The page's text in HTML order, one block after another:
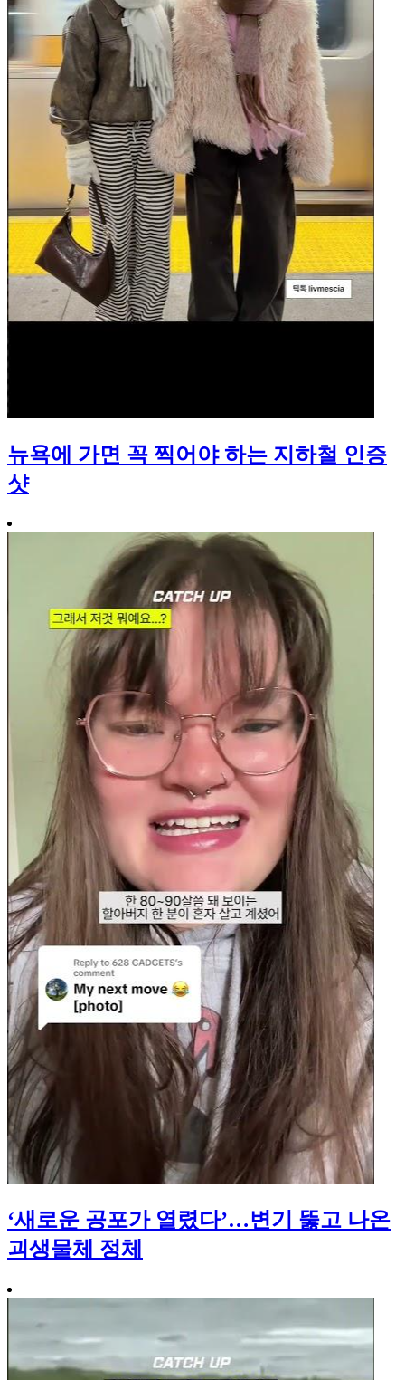
뉴욕에 가면 꼭 찍어야 하는 지하철 인증
샷
‘새로운 공포가 열렸다’…변기 뚫고 나온
괴생물체 정체